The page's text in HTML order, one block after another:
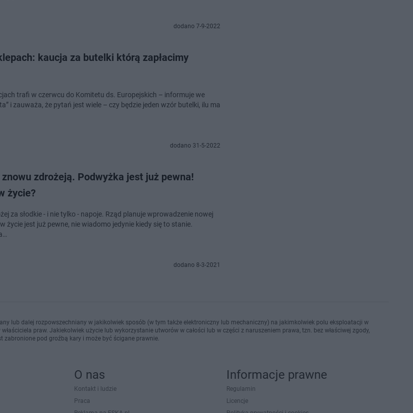
dodano 7-9-2022
kaucja za butelki którą zapłacimy
trafi w czerwcu do Komitetu ds. Europejskich – informuje we
i zauważa, że pytań jest wiele – czy będzie jeden wzór butelki, ilu ma
dodano 31-5-2022
znowu zdrożeją. Podwyżka jest już pewna!
życie?
za słodkie - i nie tylko - napoje. Rząd planuje wprowadzenie nowej
życie jest już pewne, nie wiadomo jedynie kiedy się to stanie.
dodano 8-3-2021
lub dalej rozpowszechniany w jakikolwiek sposób (w tym także elektroniczny lub mechaniczny) na jakimkolwiek polu eksploatacji w
praw. Jakiekolwiek użycie lub wykorzystanie utworów w całości lub w części z naruszeniem prawa, tzn. bez właściwej zgody,
zabronione pod groźbą kary i może być ścigane prawnie.
O nas
Kontakt i ludzie
Praca
Informacje prawne
Regulamin
Licencje